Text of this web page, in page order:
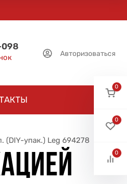
098
Авторизоваться
(DIY-упак.) Leg 694278
0
0
0